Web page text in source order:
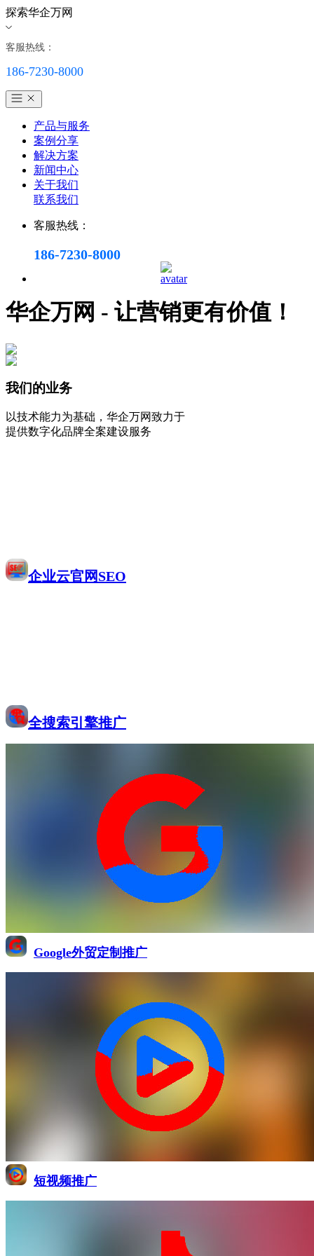
探索华企万网
客服热线：
186-7230-8000
产品与服务
案例分享
解决方案
新闻中心
关于我们
联系我们
客服热线：
186-7230-8000
华企万网 - 让营销更有价值！
我们的业务
以技术能力为基础，华企万网致力于
提供数字化品牌全案建设服务
企业云官网SEO
全搜索引擎推广
Google外贸定制推广
短视频推广